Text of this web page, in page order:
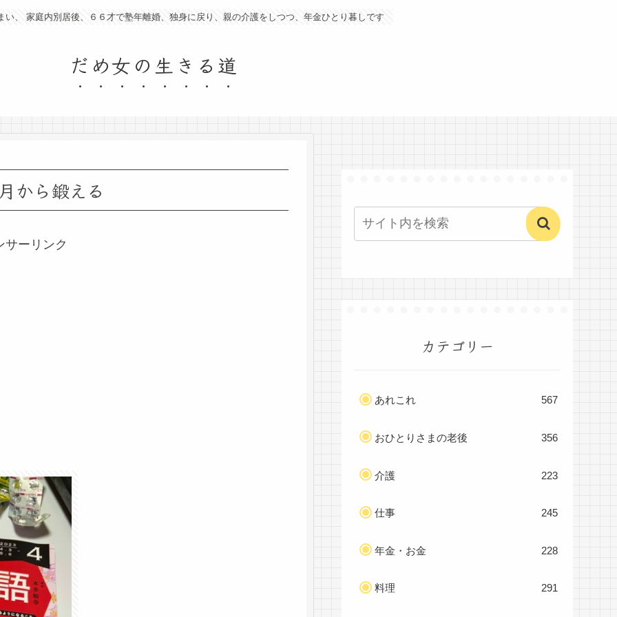
い、 家庭内別居後、６６才で塾年離婚、独身に戻り、親の介護をしつつ、年金ひとり暮しです
だめ女の生きる道
から鍛える
サーリンク
カテゴリー
あれこれ 567
おひとりさまの老後 356
介護 223
仕事 245
年金・お金 228
料理 291